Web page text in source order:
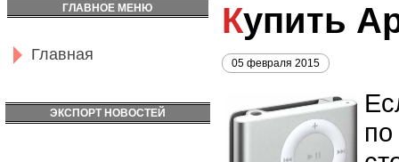
ГЛАВНОЕ МЕНЮ
Главная
ЭКСПОРТ НОВОСТЕЙ
Купить
05 февраля 2015